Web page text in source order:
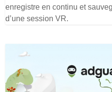
enregistre en continu et
d’une session VR.